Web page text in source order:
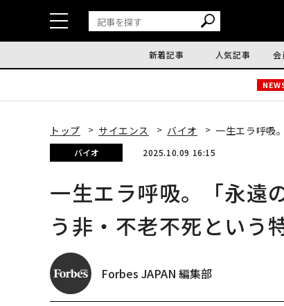
新着記事 人気記事 会
トップ サイエンス バイオ 一生エラ呼吸
バイオ 2025.10.09 16:15
一生エラ呼吸。「永遠
う非・不老不死という
Forbes JAPAN 編集部